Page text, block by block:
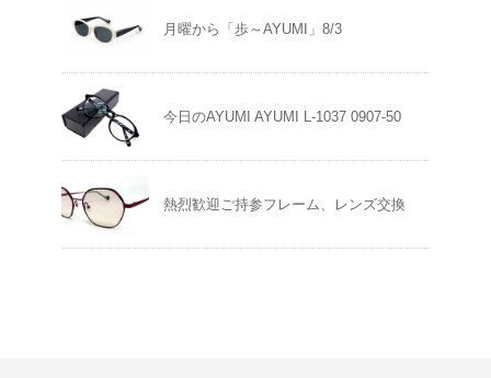
月曜から「歩～AYUMI」8/3
今日のAYUMI AYUMI L-1037 0907-50
熱烈歓迎ご持参フレーム、レンズ交換